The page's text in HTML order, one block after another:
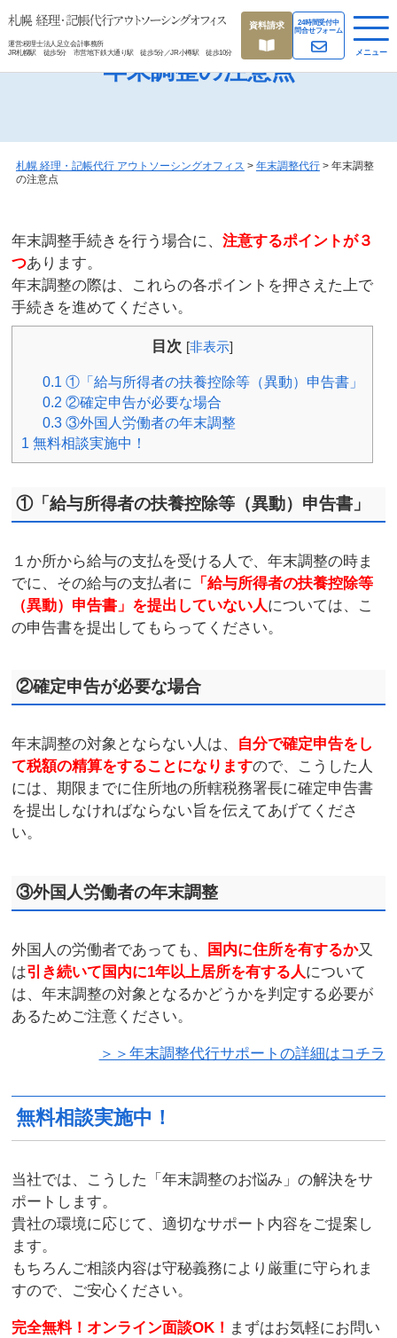
運営:税理士法人足立会計事務所
JR札幌駅 徒歩5分 市営地下鉄大通り駅 徒歩5分／JR小樽駅 徒歩10分
資料請求
24時間受付中
問合せフォーム
メニュー
年末調整の注意点
札幌 経理・記帳代行 アウトソーシングオフィス > 年末調整代行> 年末調整
の注意点
年末調整手続きを行う場合に、注意するポイントが３
つあります。
年末調整の際は、これらの各ポイントを押さえた上で
手続きを進めてください。
目次 [非表示]
0.1 ①「給与所得者の扶養控除等（異動）申告書」
0.2 ②確定申告が必要な場合
0.3 ③外国人労働者の年末調整
1 無料相談実施中！
①「給与所得者の扶養控除等（異動）申告書」
１か所から給与の支払を受ける人で、年末調整の時ま
でに、その給与の支払者に 「給与所得者の扶養控除等
（異動）申告書」を提出していない人については、こ
の申告書を提出してもらってください。
②確定申告が必要な場合
年末調整の対象とならない人は、 自分で確定申告をし
て税額の精算をすることになりますので、こうした人
には、期限までに住所地の所轄税務署長に確定申告書
を提出しなければならない旨を伝えてあげてくださ
い。
③外国人労働者の年末調整
外国人の労働者であっても、 国内に住所を有するか又
は引き続いて国内に1年以上居所を有する人について
は、年末調整の対象となるかどうかを判定する必要が
あるためご注意ください。
＞＞年末調整代行サポートの詳細はコチラ
無料相談実施中！
当社では、こうした「年末調整のお悩み」の解決をサ
ポートします。
貴社の環境に応じて、適切なサポート内容をご提案し
ます。
もちろんご相談内容は守秘義務により厳重に守られま
すので、ご安心ください。
完全無料！オンライン面談OK！ まずはお気軽にお問い